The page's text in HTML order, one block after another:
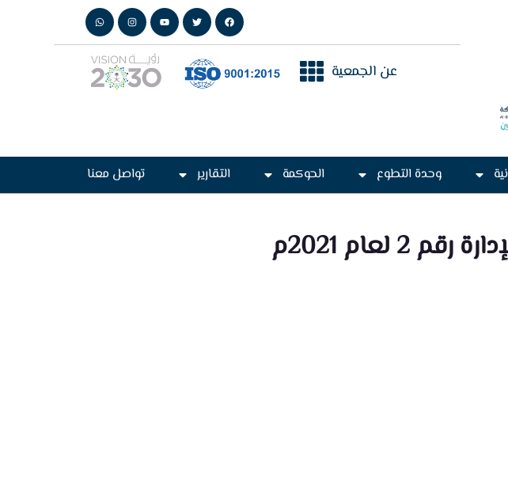
عن الجمعية
وحدة التطوع الحوكمة التقارير تواصل معنا
لعام 2021م